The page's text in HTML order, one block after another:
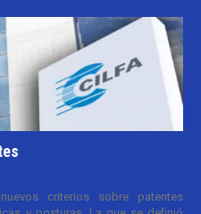
criterios sobre patentes